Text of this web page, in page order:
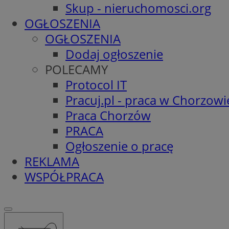
Skup - nieruchomosci.org
OGŁOSZENIA
OGŁOSZENIA
Dodaj ogłoszenie
POLECAMY
Protocol IT
Pracuj.pl - praca w
Praca Chorzów
PRACA
Ogłoszenie o pracę
REKLAMA
WSPÓŁPRACA